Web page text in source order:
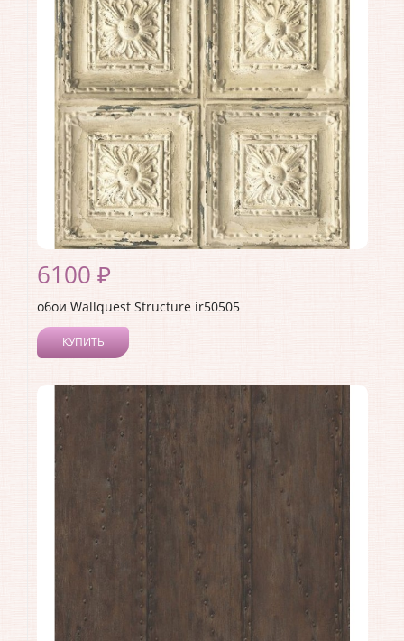
Материал покрытия:Акриловое
Страна:
США
Материал основы:Бумага
Раппорт:53
6100 ₽
обои Wallquest Structure ir50505
КУПИТЬ
Коллекция:Structure
10.05
Ширина рулона:
Материал покрытия:
Акриловое
Страна:
Материал основы:
Бумага
53